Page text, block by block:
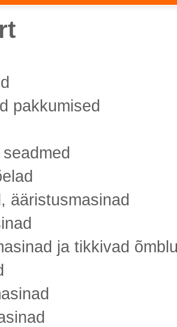
pakkumised
ääristusmasinad
ja tikkivad